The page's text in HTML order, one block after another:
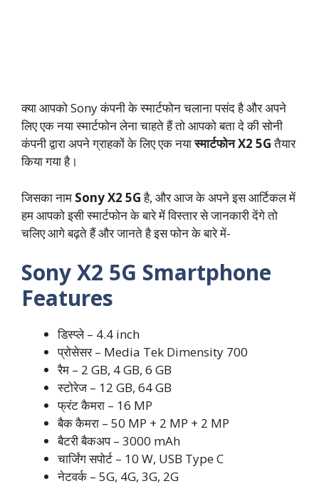
क्या आपको Sony कंपनी के स्मार्टफोन चलाना पसंद है और अपने
लिए एक नया स्मार्टफोन लेना चाहते हैं तो आपको बता दे की सोनी
कंपनी द्वारा अपने ग्राहकों के लिए एक नयास्मार्टफोन X2 5Gतैयार
किया गया है।
जिसका नाम Sony X2 5Gहै, और आज के अपने इस आर्टिकल में
हम आपको इसी स्मार्टफोन के बारे में विस्तार से जानकारी देंगे तो
चलिए आगे बढ़ते हैं और जानते है इस फोन के बारे में-
Sony X2 5G Smartphone
Features
डिस्प्ले – 4.4 inch
प्रोसेसर – Media Tek Dimensity 700
रैम – 2 GB, 4 GB, 6 GB
स्टोरेज – 12 GB, 64 GB
फ्रंट कैमरा – 16 MP
बैक कैमरा – 50 MP + 2 MP + 2 MP
बैटरी बैकअप – 3000 mAh
चार्जिंग सपोर्ट – 10 W, USB Type C
नेटवर्क – 5G, 4G, 3G, 2G